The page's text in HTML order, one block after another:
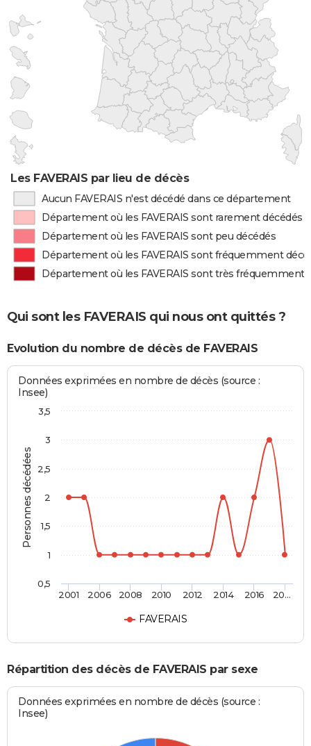
Les FAVERAIS par lieu de décès
Aucun FAVERAIS n'est décédé dans ce département
Département où les FAVERAIS sont rarement décédés
Département où les FAVERAIS sont peu décédés
Département où les FAVERAIS sont fréquemment
Département où les FAVERAIS sont très fréquemment
Qui sont les FAVERAIS qui nous ont quittés ?
Evolution du nombre de décès de FAVERAIS
Personnes décédées
Données exprimées en nombre de décès (source :
Insee)
FAVERAIS
2001 2006 2008 2010 2012 2014 2016 20…
0,5
1
1,5
2
2,5
3
3,5
Répartition des décès de FAVERAIS par sexe
Données exprimées en nombre de décès (source :
Insee)